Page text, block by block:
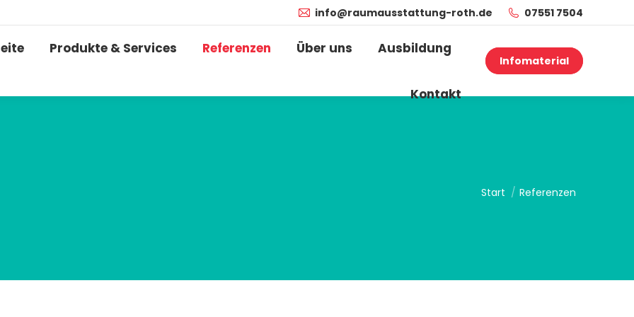
info@raumausstattung-roth.de 07551 7504
Produkte & Services Referenzen Über uns Ausbildung
Kontakt
Infomaterial
Sie befinden sich hier:
Start Referenzen